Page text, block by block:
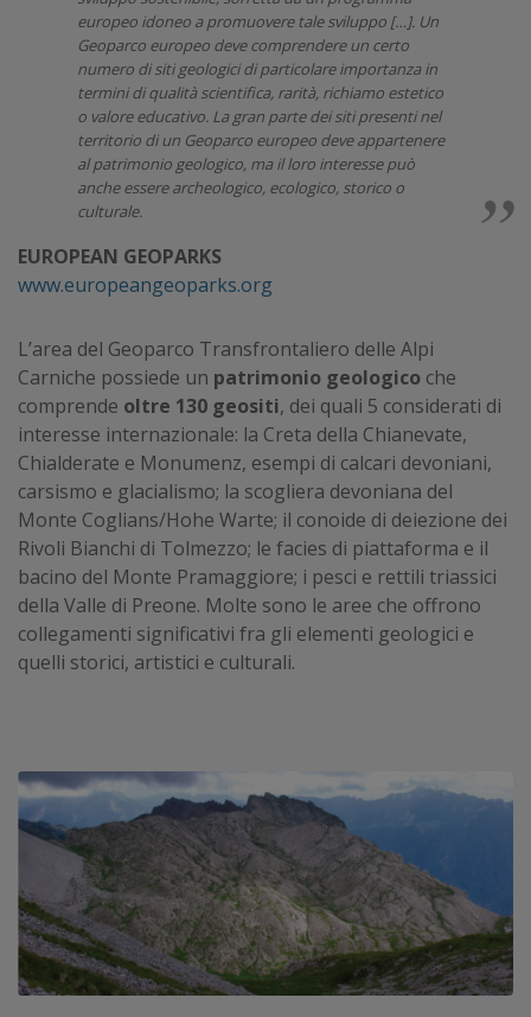
europeo idoneo a promuovere tale sviluppo […]. Un
Geoparco europeo deve comprendere un certo
numero di siti geologici di particolare importanza in
termini di qualità scientifica, rarità, richiamo estetico
o valore educativo. La gran parte dei siti presenti nel
territorio di un Geoparco europeo deve appartenere
al patrimonio geologico, ma il loro interesse può
anche essere archeologico, ecologico, storico o
culturale.
EUROPEAN GEOPARKS
www.europeangeoparks.org
L’area del Geoparco Transfrontaliero delle Alpi
Carniche possiede un patrimonio geologico che
comprende oltre 130 geositi, dei quali 5 considerati di
interesse internazionale: la Creta della Chianevate,
Chialderate e Monumenz, esempi di calcari devoniani,
carsismo e glacialismo; la scogliera devoniana del
Monte Coglians/Hohe Warte; il conoide di deiezione dei
Rivoli Bianchi di Tolmezzo; le facies di piattaforma e il
bacino del Monte Pramaggiore; i pesci e rettili triassici
della Valle di Preone. Molte sono le aree che offrono
collegamenti significativi fra gli elementi geologici e
quelli storici, artistici e culturali.